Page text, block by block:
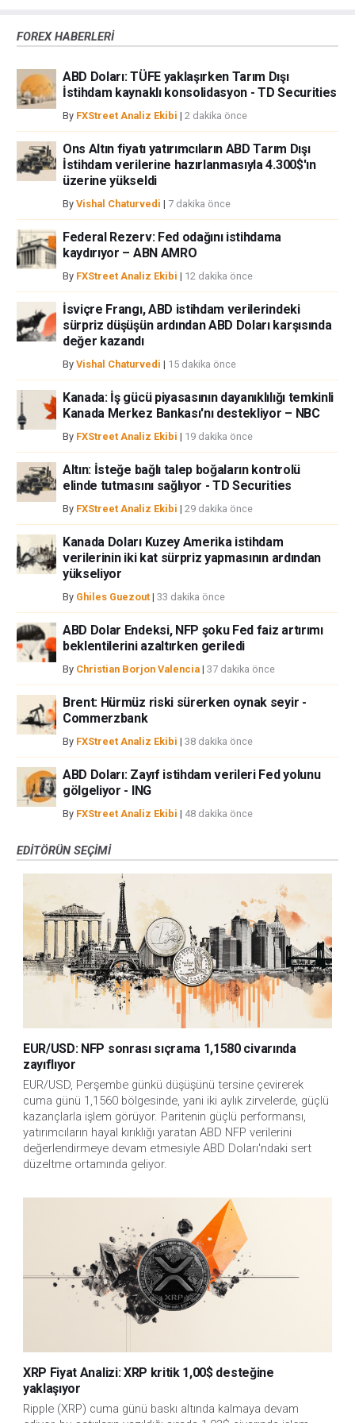
bir alan olmayabilir. Diğer finansal araçlar içinden döviz ticaretini tercih
iştahınızı dikkatlice gözden geçiriniz. FXStreet’de ifade edilen görüşler
bireysel yazarlara aittir, fxstreet.com veya yönetimin görüşlerini ifade
etmemektedir. Bilgilerde hatalar yada eksikler bulunabilir. FXStreet
FXStreet’de verilen herhangi bir görüş, haber, araştırma, analiz, fiyatlar
veya fxstreet.comtarafından bu sitede yayınlanan bilgiler çalışanlar,
ortaklar yada katkıda bulunanlar tarafından genel piyasa yorumu olarak
verilmiştir ve yatırım danışmanlığı teşkil etmemektedir. FXStreet bu tür
çıkabilecek herhangi bir kar kaybı herhangi bir sınırlama olmaksızın
herhangi bir kayıp ya da hasar için sorumluluk kabul etmemektedir.
FOREX HABERLERİ
ABD Doları: TÜFE yaklaşırken Tarım Dışı
İstihdam kaynaklı konsolidasyon - TD Securities
By FXStreet Analiz Ekibi | 2 dakika önce
Ons Altın fiyatı yatırımcıların ABD Tarım Dışı
İstihdam verilerine hazırlanmasıyla 4.300$'ın
üzerine yükseldi
By Vishal Chaturvedi | 7 dakika önce
Federal Rezerv: Fed odağını istihdama
kaydırıyor – ABN AMRO
By FXStreet Analiz Ekibi | 12 dakika önce
İsviçre Frangı, ABD istihdam verilerindeki
sürpriz düşüşün ardından ABD Doları karşısında
değer kazandı
By Vishal Chaturvedi | 15 dakika önce
Kanada: İş gücü piyasasının dayanıklılığı temkinli
Kanada Merkez Bankası'nı destekliyor – NBC
By FXStreet Analiz Ekibi | 19 dakika önce
Altın: İsteğe bağlı talep boğaların kontrolü
elinde tutmasını sağlıyor - TD Securities
By FXStreet Analiz Ekibi | 29 dakika önce
Kanada Doları Kuzey Amerika istihdam
verilerinin iki kat sürpriz yapmasının ardından
yükseliyor
By Ghiles Guezout | 33 dakika önce
ABD Dolar Endeksi, NFP şoku Fed faiz artırımı
beklentilerini azaltırken geriledi
By Christian Borjon Valencia | 37 dakika önce
Brent: Hürmüz riski sürerken oynak seyir -
Commerzbank
By FXStreet Analiz Ekibi | 38 dakika önce
ABD Doları: Zayıf istihdam verileri Fed yolunu
gölgeliyor - ING
By FXStreet Analiz Ekibi | 48 dakika önce
EDITÖRÜN SEÇIMI
EUR/USD: NFP sonrası sıçrama 1,1580 civarında
zayıflıyor
EUR/USD, Perşembe günkü düşüşünü tersine çevirerek
cuma günü 1,1560 bölgesinde, yani iki aylık zirvelerde, güçlü
kazançlarla işlem görüyor. Paritenin güçlü performansı,
yatırımcıların hayal kırıklığı yaratan ABD NFP verilerini
değerlendirmeye devam etmesiyle ABD Doları'ndaki sert
düzeltme ortamında geliyor.
XRP Fiyat Analizi: XRP kritik 1,00$ desteğine
yaklaşıyor
Ripple (XRP) cuma günü baskı altında kalmaya devam